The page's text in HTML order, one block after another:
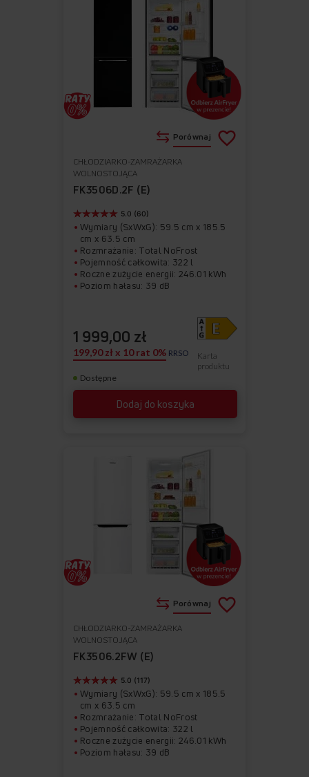
CHŁODZIARKO-ZAMRAŻARKA
WOLNOSTOJĄCA
FK3506D.2F (E)
Dodaj do koszyka
5.0 (60)
Wymiary (SxWxG): 59.5 cm x 185.5
cm x 63.5 cm
Rozmrażanie: Total NoFrost
Pojemność całkowita: 322 l
Roczne zużycie energii: 246.01 kWh
Poziom hałasu: 39 dB
Karta
produktu
1 999,00 zł
199,90 zł x 10 rat 0% RRSO
Dostępne
Porównaj
CHŁODZIARKO-ZAMRAŻARKA
WOLNOSTOJĄCA
FK3506.2FW (E)
5.0 (117)
Wymiary (SxWxG): 59.5 cm x 185.5
cm x 63.5 cm
Rozmrażanie: Total NoFrost
Pojemność całkowita: 322 l
Roczne zużycie energii: 246.01 kWh
Poziom hałasu: 39 dB
Porównaj